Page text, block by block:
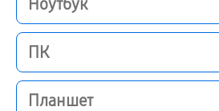
Ноутбук
ПК
Планшет